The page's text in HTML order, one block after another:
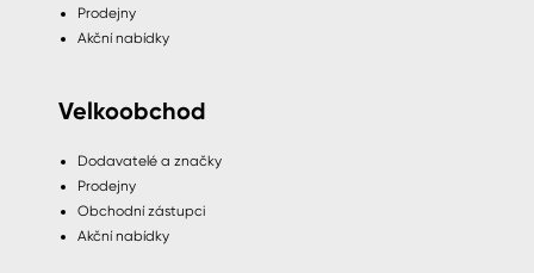
Prodejny
Akční nabídky
Velkoobchod
Dodavatelé a značky
Prodejny
Obchodní zástupci
Akční nabídky